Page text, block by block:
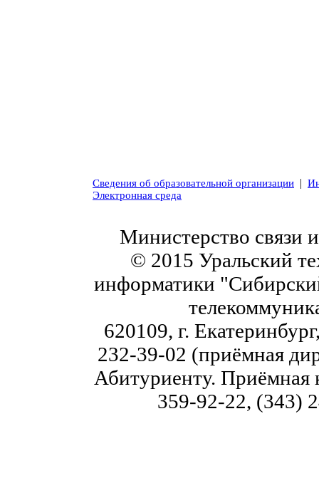
Сведения об образовательной организации |
Электронная среда
Министерство связи
© 2015 Уральский
информатики
620109, г.
232-39-02 (приёмная
Абитуриенту. Приёмная
359-92-22, (343)